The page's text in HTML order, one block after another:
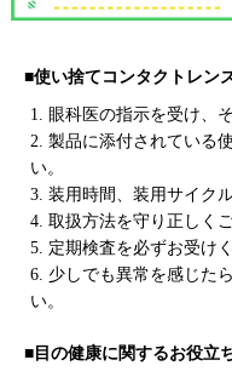
■使い捨てコンタクトレン
1. 眼科医の指示を受け、
2. 製品に添付されている
い。
3. 装用時間、装用サイク
4. 取扱方法を守り正しく
5. 定期検査を必ずお受けく
6. 少しでも異常を感じた
い。
■目の健康に関するお役立